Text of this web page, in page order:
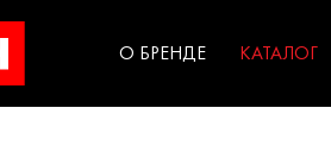
О БРЕНДЕ КАТАЛОГ